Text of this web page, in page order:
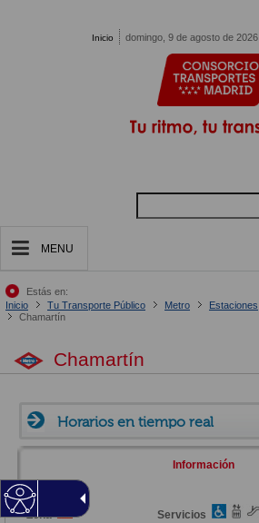
Inicio domingo, 9 de agosto de 2026
MENU
Estás en:
Inicio
Tu Transporte Público Metro
Estaciones
Chamartín
Chamartín
Horarios en tiempo real
Información
Zona
Servicios